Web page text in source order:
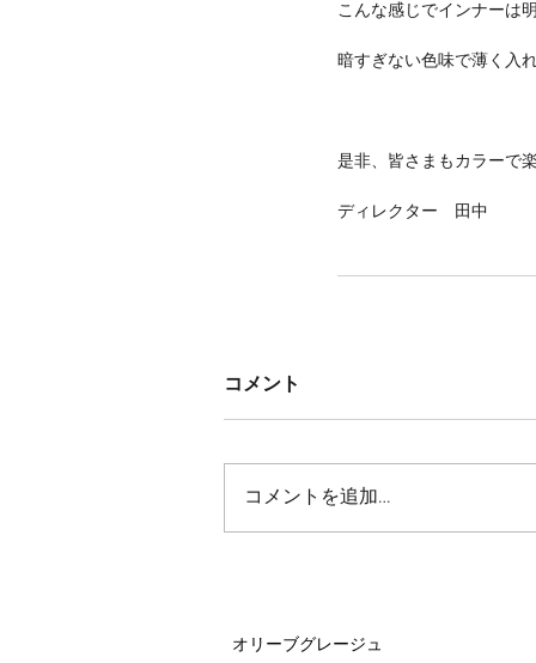
こんな感じでインナーは
暗すぎない色味で薄く入
是非、皆さまもカラーで
ディレクター　田中
コメント
コメントを追加…
オリーブグレージュ